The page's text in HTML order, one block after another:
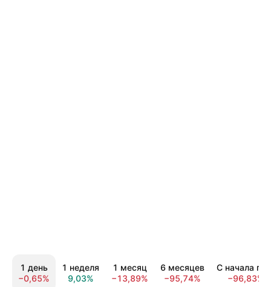
1 день
−0,65%
1 неделя
9,03%
1 месяц
−13,89%
6 месяцев
−95,74%
С начала
−96,83%